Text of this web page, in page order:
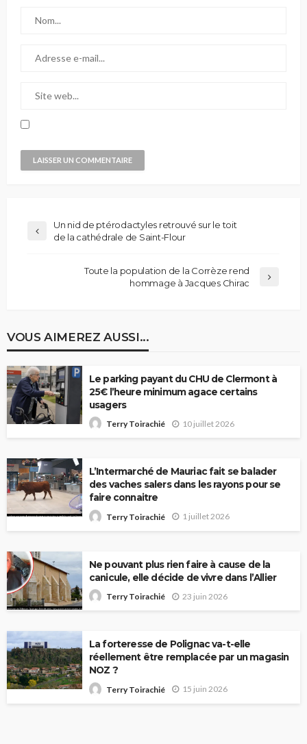
Un nid de ptérodactyles retrouvé sur le toit
de la cathédrale de Saint-Flour
Toute la population de la Corrèze rend
hommage à Jacques Chirac
VOUS AIMEREZ AUSSI...
Le parking payant du CHU de Clermont à
25€ l’heure minimum agace certains
usagers
Terry Toirachié 10 juillet 2026
L’Intermarché de Mauriac fait se balader
des vaches salers dans les rayons pour se
faire connaitre
Terry Toirachié 1 juillet 2026
Ne pouvant plus rien faire à cause de la
canicule, elle décide de vivre dans l’Allier
Terry Toirachié 23 juin 2026
La forteresse de Polignac va-t-elle
réellement être remplacée par un magasin
NOZ ?
Terry Toirachié 15 juin 2026